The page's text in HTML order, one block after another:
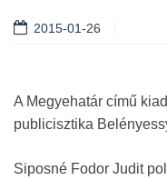
2015-01-26
A Megyehatár című
publicisztika
Siposné Fodor Judit